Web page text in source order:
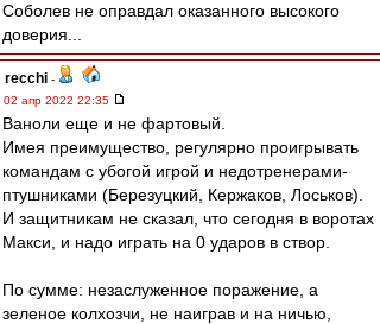
Соболев не оправдал оказанного высокого
доверия...
recchi -
02 апр 2022 22:35
Ваноли еще и не фартовый.
Имея преимущество, регулярно проигрывать
командам с убогой игрой и недотренерами-
птушниками (Березуцкий, Кержаков, Лоськов).
И защитникам не сказал, что сегодня в воротах
Макси, и надо играть на 0 ударов в створ.
По сумме: незаслуженное поражение, а
зеленое колхозчи, не наиграв и на ничью,